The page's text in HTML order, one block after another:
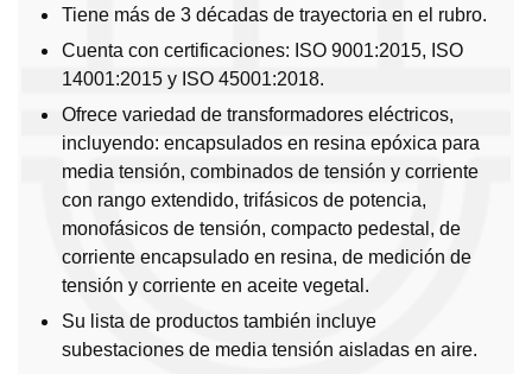
Tiene más de 3 décadas de trayectoria en el rubro.
Cuenta con certificaciones: ISO 9001:2015, ISO
14001:2015 y ISO 45001:2018.
Ofrece variedad de transformadores eléctricos,
incluyendo: encapsulados en resina epóxica para
media tensión, combinados de tensión y corriente
con rango extendido, trifásicos de potencia,
monofásicos de tensión, compacto pedestal, de
corriente encapsulado en resina, de medición de
tensión y corriente en aceite vegetal.
Su lista de productos también incluye
subestaciones de media tensión aisladas en aire.